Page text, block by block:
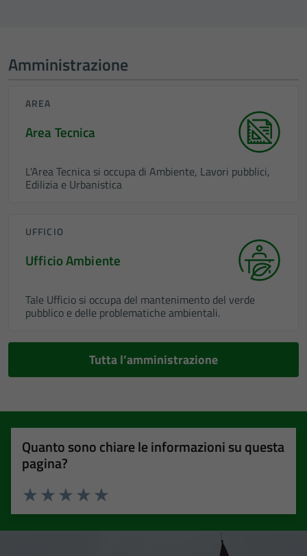
Amministrazione
AREA
Area Tecnica
L'Area Tecnica si occupa di Ambiente, Lavori pubblici,
Edilizia e Urbanistica
UFFICIO
Ufficio Ambiente
Tale Ufficio si occupa del mantenimento del verde
pubblico e delle problematiche ambientali.
Tutta l’amministrazione
Quanto sono chiare le informazioni su questa
pagina?
Valuta 5 stelle su 5
Valuta 4 stelle su 5
Valuta 3 stelle su 5
Valuta 2 stelle su 5
Valuta 1 stelle su 5